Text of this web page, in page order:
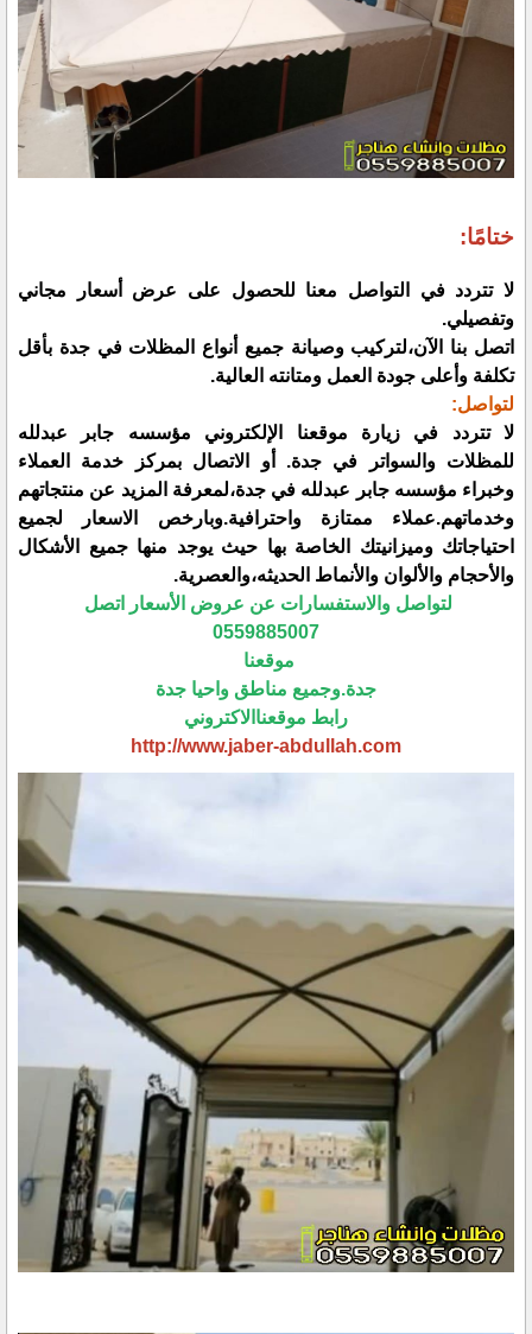
ختامًا:
لا تتردد في التواصل معنا للحصول على عرض أسعار مجاني
وتفصيلي.
اتصل بنا الآن،لتركيب وصيانة جميع أنواع المظلات في جدة بأقل
تكلفة وأعلى جودة العمل ومتانته العالية.
لتواصل:
لا تتردد في زيارة موقعنا الإلكتروني مؤسسه جابر عبدلله
للمظلات والسواتر في جدة. أو الاتصال بمركز خدمة العملاء
وخبراء مؤسسه جابر عبدلله في جدة،لمعرفة المزيد عن منتجاتهم
وخدماتهم.عملاء ممتازة واحترافية.وبارخص الاسعار لجميع
احتياجاتك وميزانيتك الخاصة بها حيث يوجد منها جميع الأشكال
والأحجام والألوان والأنماط الحديثه،والعصرية.
لتواصل والاستفسارات عن عروض الأسعار اتصل
0559885007
موقعنا
جدة.وجميع مناطق واحيا جدة
رابط موقعناالاكتروني
http://www.jaber-abdullah.com